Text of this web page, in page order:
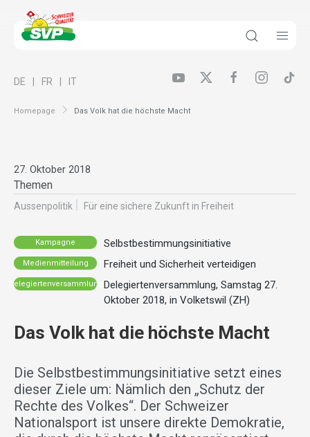
Homepage Das Volk hat die höchste Macht
DE FR IT
27. Oktober 2018
Themen
Aussenpolitik Für eine sichere Zukunft in Freiheit
Kampagne Selbstbestimmungsinitiative
Medienmitteilung Freiheit und Sicherheit verteidigen
Delegiertenversammlung
Delegiertenversammlung, Samstag 27.
Oktober 2018, in Volketswil (ZH)
Das Volk hat die höchste Macht
Die Selbstbestimmungsinitiative setzt eines
dieser Ziele um: Nämlich den „Schutz der
Rechte des Volkes“. Der Schweizer
Nationalsport ist unsere direkte Demokratie,